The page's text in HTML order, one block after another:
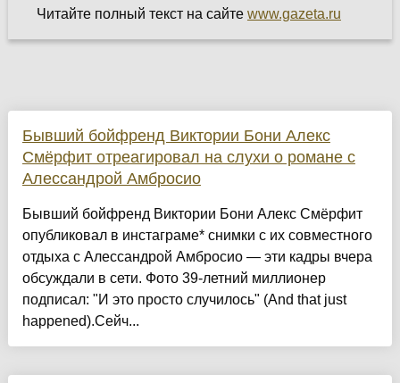
Читайте полный текст на сайте www.gazeta.ru
Бывший бойфренд Виктории Бони Алекс
Смёрфит отреагировал на слухи о романе с
Алессандрой Амбросио
Бывший бойфренд Виктории Бони Алекс Смёрфит
опубликовал в инстаграме* снимки с их совместного
отдыха с Алессандрой Амбросио — эти кадры вчера
обсуждали в сети. Фото 39-летний миллионер
подписал: "И это просто случилось" (And that just
happened).Сейч...